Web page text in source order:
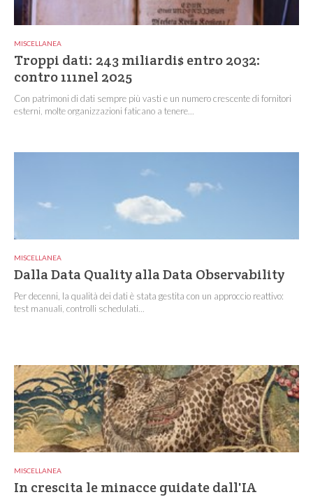
MISCELLANEA
Troppi dati: 243 miliardi$ entro 2032:
contro 111nel 2025
Con patrimoni di dati sempre più vasti e un numero crescente di fornitori
esterni, molte organizzazioni faticano a tenere...
MISCELLANEA
Dalla Data Quality alla Data Observability
Per decenni, la qualità dei dati è stata gestita con un approccio reattivo:
test manuali, controlli schedulati...
MISCELLANEA
In crescita le minacce guidate dall'IA